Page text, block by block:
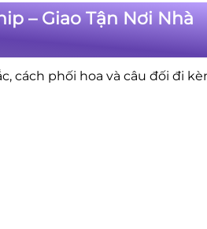
– Giao Tận Nơi Nhà
cách phối hoa và câu đối đi